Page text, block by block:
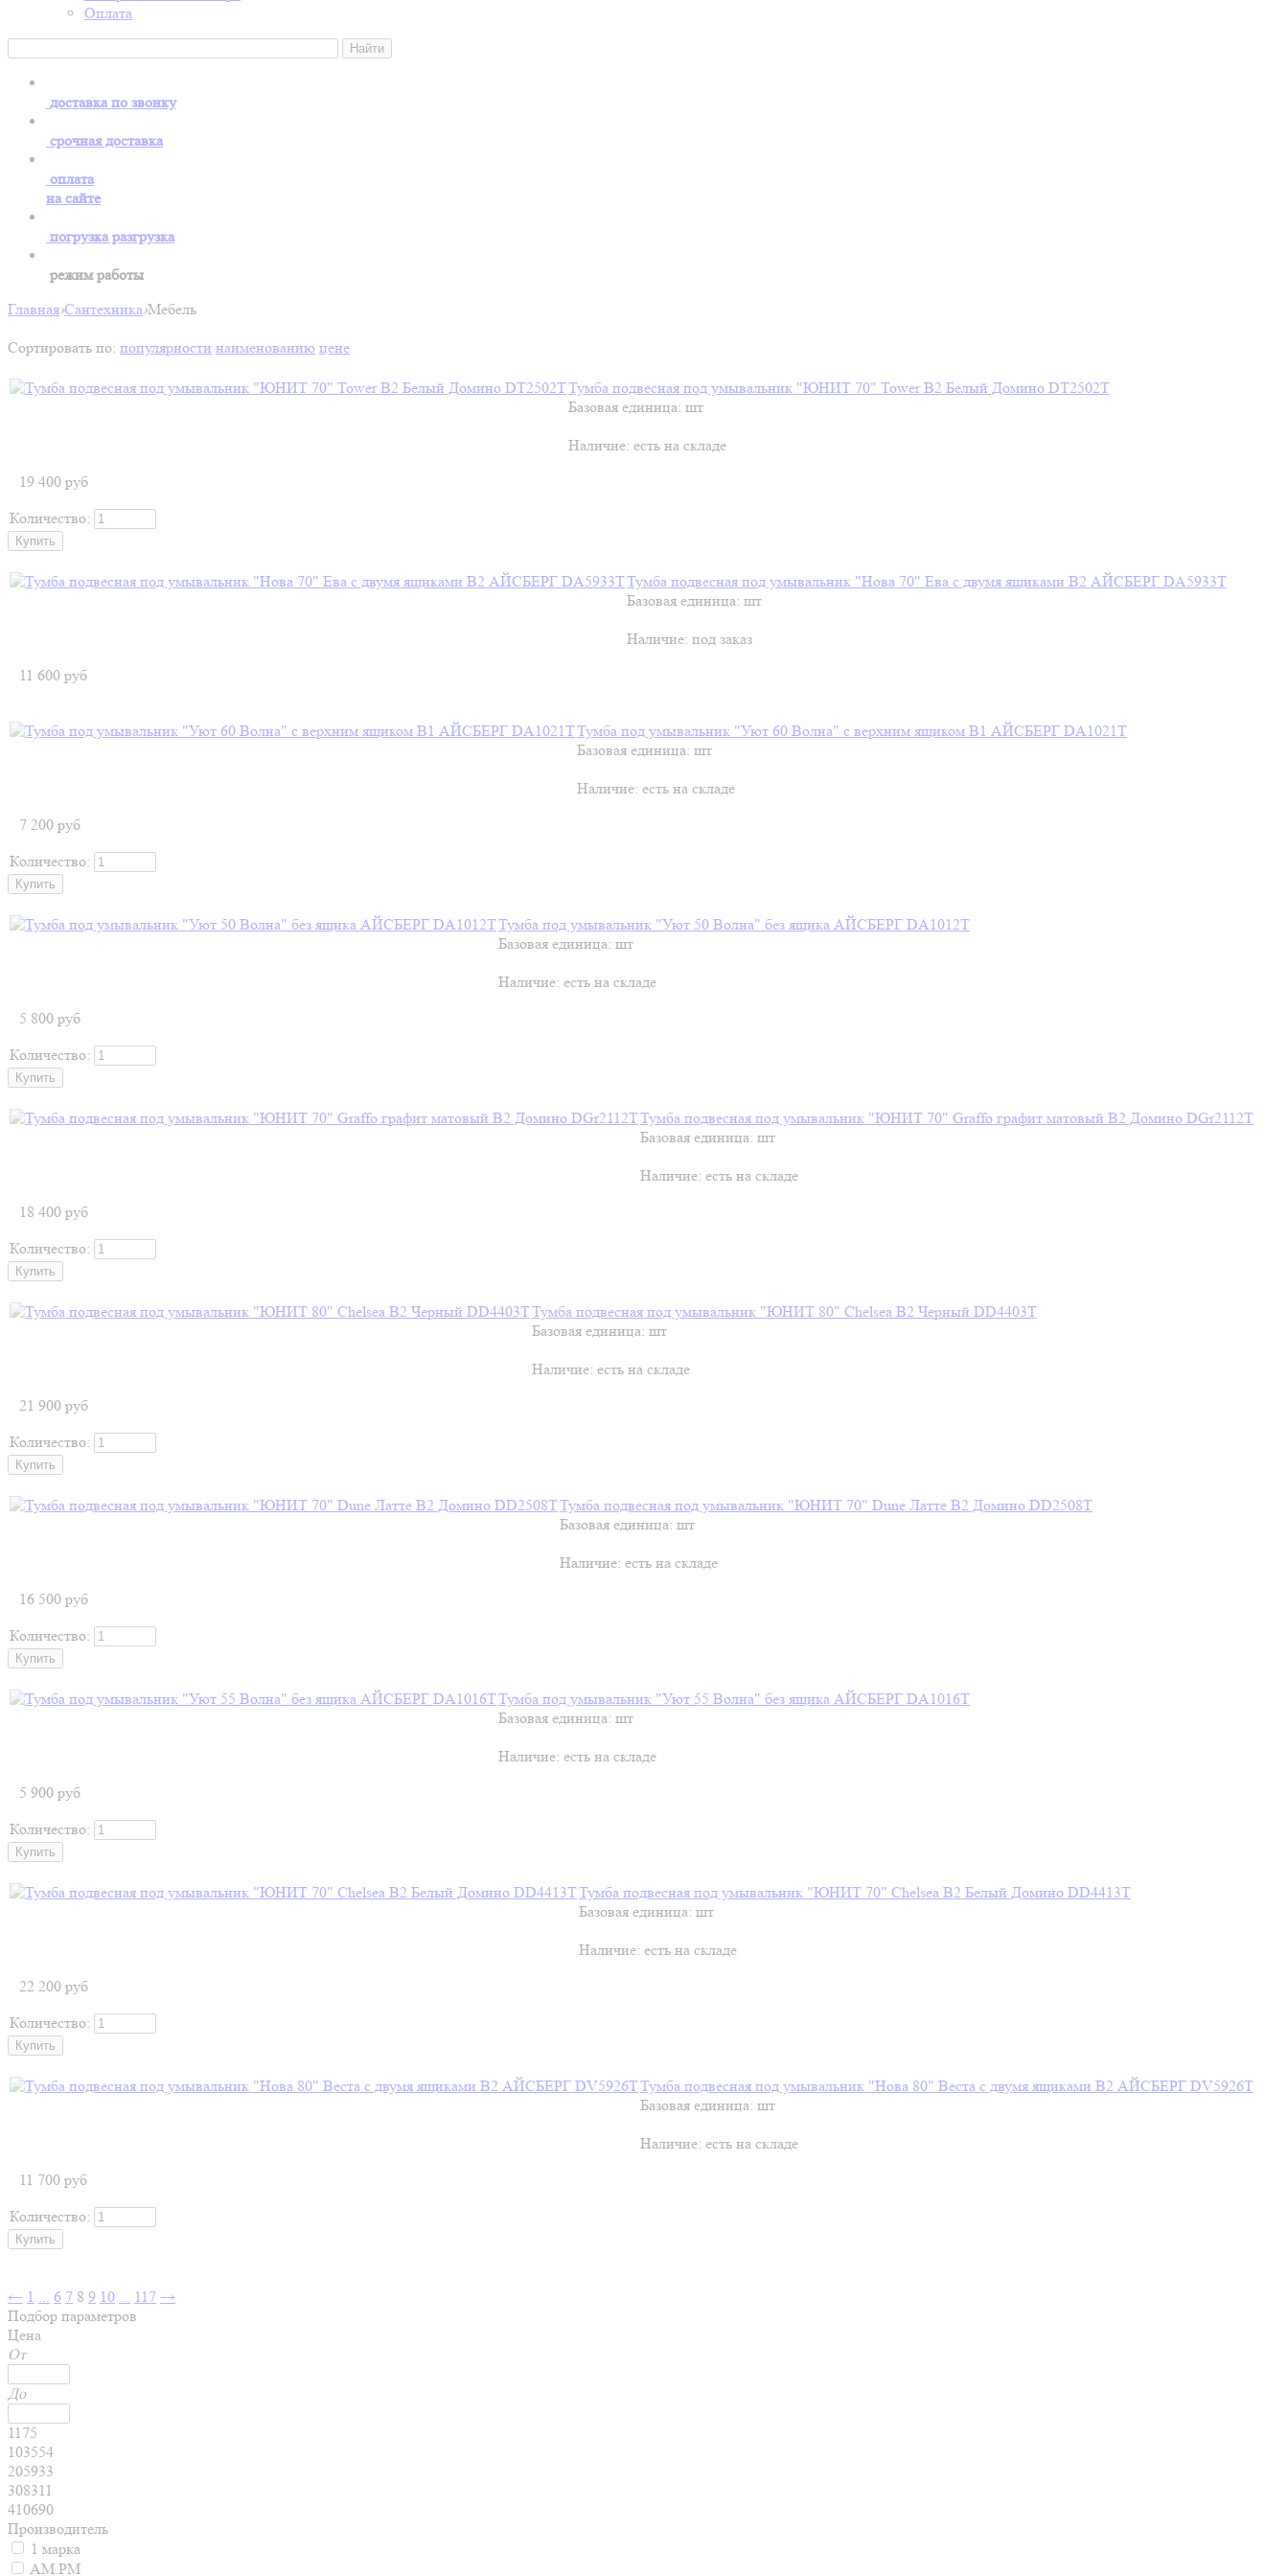
Оплата
доставка по звонку
срочная доставка
оплата
на сайте
погрузка разгрузка
режим работы
Главная›Сантехника›Мебель
Сортировать по: популярности наименованию цене
Тумба подвесная под умывальник "ЮНИТ 70" Tower В2 Белый Домино DT2502T
Базовая единица: шт
Наличие: есть на складе
19 400 руб
Количество:
Тумба подвесная под умывальник "Нова 70" Ева с двумя ящиками В2 АЙСБЕРГ DA5933T
Базовая единица: шт
Наличие: под заказ
11 600 руб
Тумба под умывальник "Уют 60 Волна" с верхним ящиком В1 АЙСБЕРГ DA1021T
Базовая единица: шт
Наличие: есть на складе
7 200 руб
Количество:
Тумба под умывальник "Уют 50 Волна" без ящика АЙСБЕРГ DA1012T
Базовая единица: шт
Наличие: есть на складе
5 800 руб
Количество:
Тумба подвесная под умывальник "ЮНИТ 70" Graffo графит матовый В2 Домино DGr2112T
Базовая единица: шт
Наличие: есть на складе
18 400 руб
Количество:
Тумба подвесная под умывальник "ЮНИТ 80" Chelsea В2 Черный DD4403T
Базовая единица: шт
Наличие: есть на складе
21 900 руб
Количество:
Тумба подвесная под умывальник "ЮНИТ 70" Dune Латте В2 Домино DD2508T
Базовая единица: шт
Наличие: есть на складе
16 500 руб
Количество:
Тумба под умывальник "Уют 55 Волна" без ящика АЙСБЕРГ DA1016T
Базовая единица: шт
Наличие: есть на складе
5 900 руб
Количество:
Тумба подвесная под умывальник "ЮНИТ 70" Chelsea В2 Белый Домино DD4413T
Базовая единица: шт
Наличие: есть на складе
22 200 руб
Количество:
Тумба подвесная под умывальник "Нова 80" Веста с двумя ящиками В2 АЙСБЕРГ DV5926T
Базовая единица: шт
Наличие: есть на складе
11 700 руб
Количество:
← 1 ... 6 7 8 9 10 ... 117 →
Подбор параметров
Цена
От
До
1175
103554
205933
308311
410690
Производитель
1 марка
AM.PM